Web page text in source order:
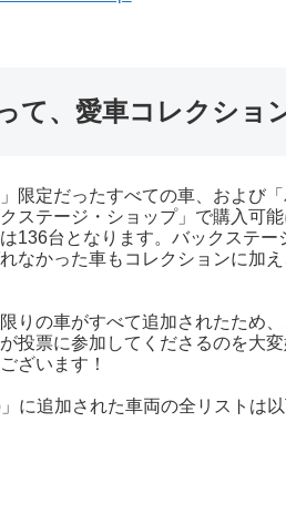
て、愛車コレクショ
限定だったすべての車、および
ステージ・ショップ」で購入可
136台となります。バックステ
なかった車もコレクションに加
りの車がすべて追加されたため
投票に参加してくださるのを大
ざいます！
に追加された車両の全リストは